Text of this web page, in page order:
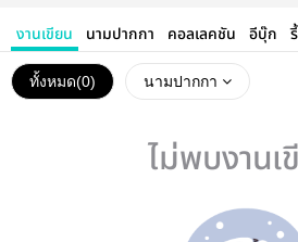
งานเขียน นามปากกา คอลเลคชัน อีบุ๊ก
ทั้งหมด(0) นามปากกา
ไม่พบงานเ